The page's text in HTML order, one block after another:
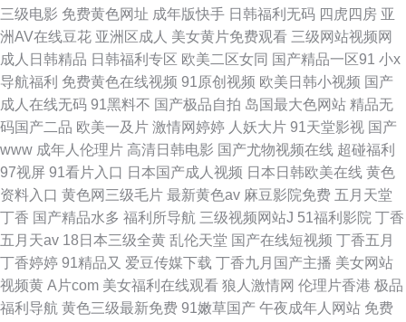
三级电影 免费黄色网址 成年版快手 日韩福利无码 四虎四房 亚
洲AV在线豆花 亚洲区成人 美女黄片免费观看 三级网站视频网
成人日韩精品 日韩福利专区 欧美二区女同 国产精品一区91 小x
导航福利 免费黄色在线视频 91原创视频 欧美日韩小视频 国产
成人在线无码 91黑料不 国产极品自拍 岛国最大色网站 精品无
码国产二品 欧美一及片 激情网婷婷 人妖大片 91天堂影视 国产
www 成年人伦理片 高清日韩电影 国产尤物视频在线 超碰福利
97视屏 91看片入口 日本国产成人视频 日本日韩欧美在线 黄色
资料入口 黄色网三级毛片 最新黄色av 麻豆影院免费 五月天堂
丁香 国产精品水多 福利所导航 三级视频网站J 51福利影院 丁香
五月天av 18日本三级全黄 乱伦天堂 国产在线短视频 丁香五月
丁香婷婷 91精品又 爱豆传媒下载 丁香九月国产主播 美女网站
视频黄 A片com 美女福利在线观看 狼人激情网 伦理片香港 极品
福利导航 黄色三级最新免费 91嫩草国产 午夜成年人网站 免费